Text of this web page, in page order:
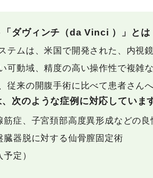
「ダヴィンチ（da Vinci ）」とは
テムは、米国で開発された、内視
可動域、精度の高い操作性で複雑
従来の開腹手術に比べて患者さん
次のような症例に対応していま
筋症、子宮頚部高度異形成などの
臓器脱に対する仙骨膣固定術
定）